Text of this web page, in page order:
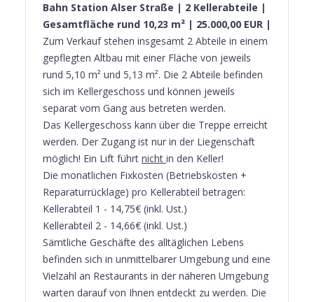
Bahn Station Alser Straße | 2 Kellerabteile |
Gesamtfläche rund 10,23 m² | 25.000,00 EUR |
Zum Verkauf stehen insgesamt 2 Abteile in einem
gepflegten Altbau mit einer Fläche von jeweils
rund 5,10 m² und 5,13 m². Die 2 Abteile befinden
sich im Kellergeschoss und können jeweils
separat vom Gang aus betreten werden.
Das Kellergeschoss kann über die Treppe erreicht
werden. Der Zugang ist nur in der Liegenschaft
möglich! Ein Lift führt nicht in den Keller!
Die monatlichen Fixkosten (Betriebskosten +
Reparaturrücklage) pro Kellerabteil betragen:
Kellerabteil 1 - 14,75€ (inkl. Ust.)
Kellerabteil 2 - 14,66€ (inkl. Ust.)
Sämtliche Geschäfte des alltäglichen Lebens
befinden sich in unmittelbarer Umgebung und eine
Vielzahl an Restaurants in der näheren Umgebung
warten darauf von Ihnen entdeckt zu werden. Die